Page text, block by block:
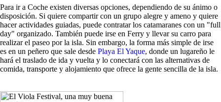
Para ir a Coche existen diversas opciones, dependiendo de su ánimo o
disposición. Si quiere compartir con un grupo alegre y ameno y quiere
hacer actividades guiadas, puede contratar los catamaranes con un "full
day" organizado. También puede irse en Ferry y llevar su carro para
realizar el paseo por la isla. Sin embargo, la forma más simple de irse
es en un peñero que sale desde Playa El Yaque, donde un lugareño le
hará el traslado de ida y vuelta y lo conectará con las alternativas de
comida, transporte y alojamiento que ofrece la gente sencilla de la isla.